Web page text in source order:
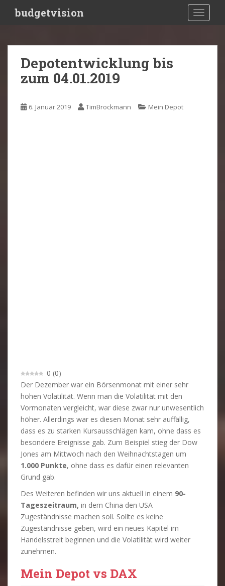
budgetvision
Depotentwicklung bis
zum 04.01.2019
6. Januar 2019 TimBrockmann Mein Depot
0 (0)
Der Dezember war ein Börsenmonat mit einer sehr
hohen Volatilität. Wenn man die Volatilität mit den
Vormonaten vergleicht, war diese zwar nur unwesentlich
höher. Allerdings war es diesen Monat sehr auffällig,
dass es zu starken Kursausschlägen kam, ohne dass es
besondere Ereignisse gab. Zum Beispiel stieg der Dow
Jones am Mittwoch nach den Weihnachtstagen um
1.000 Punkte, ohne dass es dafür einen relevanten
Grund gab.
Des Weiteren befinden wir uns aktuell in einem 90-
Tageszeitraum, in dem China den USA
Zugeständnisse machen soll. Sollte es keine
Zugeständnisse geben, wird ein neues Kapitel im
Handelsstreit beginnen und die Volatilität wird weiter
zunehmen.
Mein Depot vs DAX